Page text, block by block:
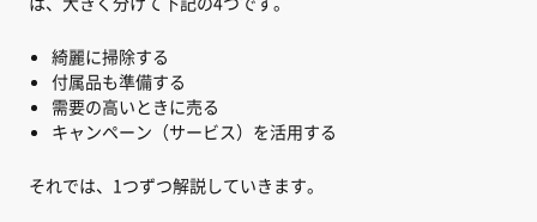
綺麗に掃除する
付属品も準備する
需要の高いときに売る
キャンペーン（サービス）を活用する
それでは、1つずつ解説していきます。